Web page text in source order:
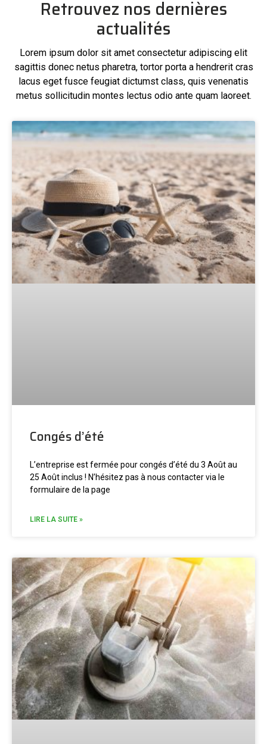
Retrouvez nos dernières
actualités
Lorem ipsum dolor sit amet consectetur adipiscing elit
sagittis donec netus pharetra, tortor porta a hendrerit cras
lacus eget fusce feugiat dictumst class, quis venenatis
metus sollicitudin montes lectus odio ante quam laoreet.
Congés d’été
L’entreprise est fermée pour congés d’été du 3 Août au
25 Août inclus ! N’hésitez pas à nous contacter via le
formulaire de la page
LIRE LA SUITE »